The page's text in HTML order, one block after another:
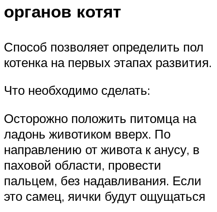
органов котят
Способ позволяет определить пол
котенка на первых этапах развития.
Что необходимо сделать:
Осторожно положить питомца на
ладонь животиком вверх. По
направлению от живота к анусу, в
паховой области, провести
пальцем, без надавливания. Если
это самец, яички будут ощущаться